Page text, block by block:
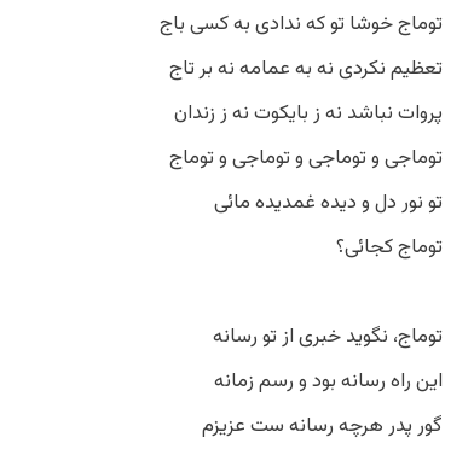
توماج خوشا تو که ندادی به کسی باج
تعظیم نکردی نه به عمامه نه بر تاج
پروات نباشد نه ز بایکوت نه ز زندان
توماجی و توماجی و توماجی و توماج
تو نور دل و دیده غمدیده مائی
توماج کجائی؟
توماج، نگوید خبری از تو رسانه
این راه رسانه بود و رسم زمانه
گور پدر هرچه رسانه ست عزیزم